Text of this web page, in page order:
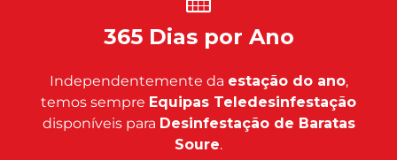
365 Dias por Ano
Independentemente da estação do ano,
temos sempre Equipas Teledesinfestação
disponíveis para Desinfestação de Baratas
Soure.